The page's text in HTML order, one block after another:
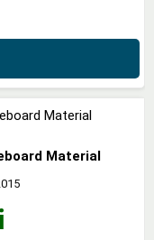
Material